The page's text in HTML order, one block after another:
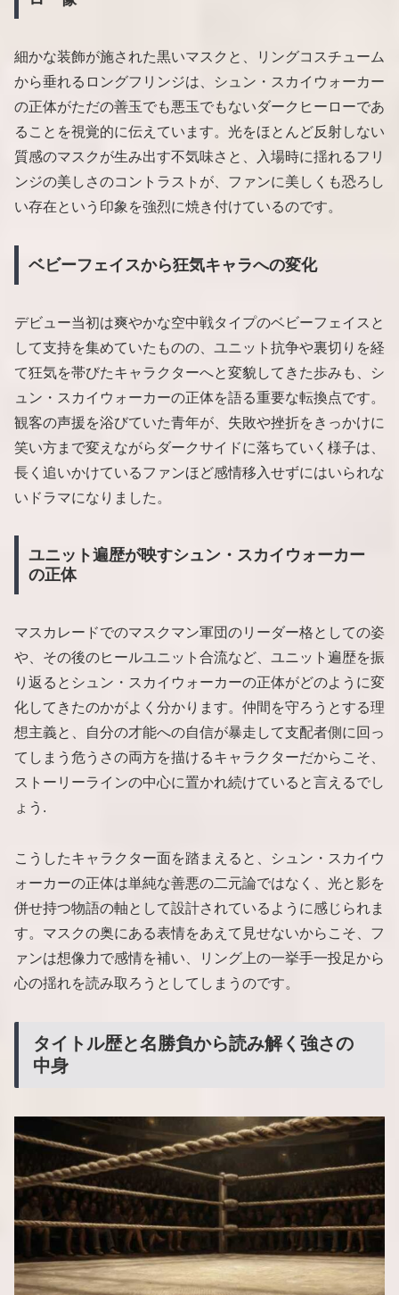
細かな装飾が施された黒いマスクと、リングコスチューム
から垂れるロングフリンジは、シュン・スカイウォーカー
の正体がただの善玉でも悪玉でもないダークヒーローであ
ることを視覚的に伝えています。光をほとんど反射しない
質感のマスクが生み出す不気味さと、入場時に揺れるフリ
ンジの美しさのコントラストが、ファンに美しくも恐ろし
い存在という印象を強烈に焼き付けているのです。
ベビーフェイスから狂気キャラへの変化
デビュー当初は爽やかな空中戦タイプのベビーフェイスと
して支持を集めていたものの、ユニット抗争や裏切りを経
て狂気を帯びたキャラクターへと変貌してきた歩みも、シ
ュン・スカイウォーカーの正体を語る重要な転換点です。
観客の声援を浴びていた青年が、失敗や挫折をきっかけに
笑い方まで変えながらダークサイドに落ちていく様子は、
長く追いかけているファンほど感情移入せずにはいられな
いドラマになりました。
ユニット遍歴が映すシュン・スカイウォーカー
の正体
マスカレードでのマスクマン軍団のリーダー格としての姿
や、その後のヒールユニット合流など、ユニット遍歴を振
り返るとシュン・スカイウォーカーの正体がどのように変
化してきたのかがよく分かります。仲間を守ろうとする理
想主義と、自分の才能への自信が暴走して支配者側に回っ
てしまう危うさの両方を描けるキャラクターだからこそ、
ストーリーラインの中心に置かれ続けていると言えるでし
ょう.
こうしたキャラクター面を踏まえると、シュン・スカイウ
ォーカーの正体は単純な善悪の二元論ではなく、光と影を
併せ持つ物語の軸として設計されているように感じられま
す。マスクの奥にある表情をあえて見せないからこそ、フ
ァンは想像力で感情を補い、リング上の一挙手一投足から
心の揺れを読み取ろうとしてしまうのです。
タイトル歴と名勝負から読み解く強さの
中身